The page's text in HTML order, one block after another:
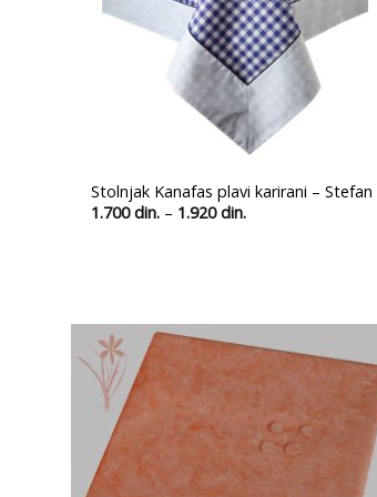
Stolnjak Kanafas plavi karirani – Stefan
1.700din. – 1.920din.Распон
u
listu